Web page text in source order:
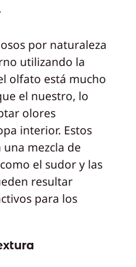
por naturaleza
utilizando la
olfato está mucho
el nuestro, lo
olores
interior. Estos
mezcla de
el sudor y las
resultar
para los